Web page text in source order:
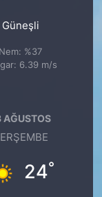
Güneşli
Nem: %37
6.39 m/s
AĞUSTOS
24°